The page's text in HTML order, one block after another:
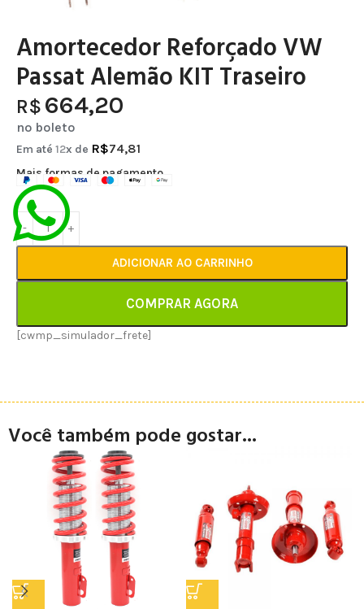
Amortecedor Reforçado VW
Passat Alemão KIT Traseiro
R$ 664,20
no boleto
Em até 12x de R$74,81
Mais formas de pagamento
ADICIONAR AO CARRINHO
COMPRAR AGORA
[cwmp_simulador_frete]
Você também pode gostar...